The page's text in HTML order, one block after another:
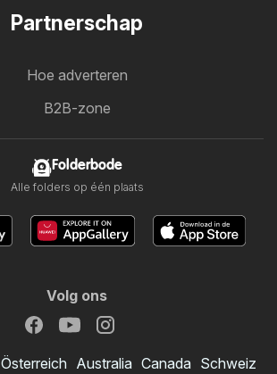
Partnerschap
Hoe adverteren
B2B-zone
Folderbode
Alle folders op één plaats
Volg ons
Österreich Australia Canada Schweiz